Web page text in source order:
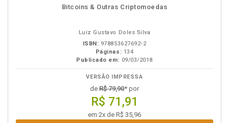
disponível
Disponível
páginas
Bitcoins & Outras Criptomoedas
Luiz Gustavo Doles Silva
ISBN: 978853627692-2
Páginas: 134
Publicado em: 09/03/2018
VERSÃO IMPRESSA
de R$ 79,90* por
R$ 71,91
em 2x de R$ 35,96